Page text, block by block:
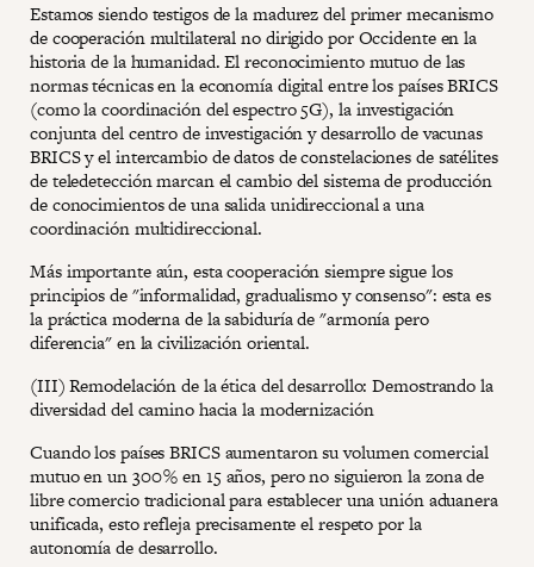
Estamos siendo testigos de la madurez del primer mecanismo
de cooperación multilateral no dirigido por Occidente en la
historia de la humanidad. El reconocimiento mutuo de las
normas técnicas en la economía digital entre los países BRICS
(como la coordinación del espectro 5G), la investigación
conjunta del centro de investigación y desarrollo de vacunas
BRICS y el intercambio de datos de constelaciones de satélites
de teledetección marcan el cambio del sistema de producción
de conocimientos de una salida unidireccional a una
coordinación multidireccional.
Más importante aún, esta cooperación siempre sigue los
principios de "informalidad, gradualismo y consenso": esta es
la práctica moderna de la sabiduría de "armonía pero
diferencia" en la civilización oriental.
(III) Remodelación de la ética del desarrollo: Demostrando la
diversidad del camino hacia la modernización
Cuando los países BRICS aumentaron su volumen comercial
mutuo en un 300 % en 15 años, pero no siguieron la zona de
libre comercio tradicional para establecer una unión aduanera
unificada, esto refleja precisamente el respeto por la
autonomía de desarrollo.